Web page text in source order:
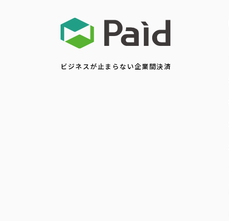
ビジネスが止まらない企業間決済